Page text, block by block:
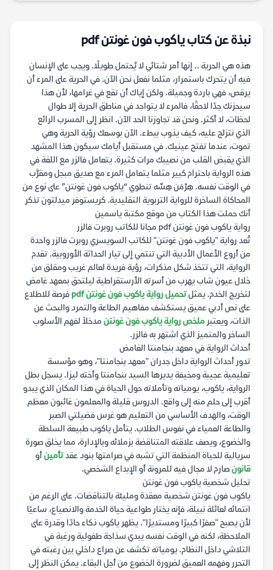
نبذة عن كتاب ياكوب فون غونتن pdf
هذه هي الحرية .. إنها أمر شتائي لا يُحتمل طويلًا. ويجب على الإنسان
فيه أن يتحرك باستمرار، مثلما نفعل نحن الآن. في الحرية على المرء أن
يرقص، فهي باردة وجميلة. ولكن إياك أن تقع في غرامها، لأن هذا
سيحزنك جدًا لاحقًا، فالمرء لا يتواجد في مناطق الحرية إلا طوال
لحظات، لا أكثر. ونحن قد تجاوزنا الحد الآن. انظر إلى المسرب الرائع
الذي نتزلج عليه، كيف يذوب ببطء. الآن بوسعك رؤية الحرية وهي
تموت، عندما تفتح عينيك. في مستقبل أيامك سيكون هذا المشهد
الذي يقبض القلب من نصيبك مرات كثيرة. يتعامل فالزر مع اللغة في
هذه الرواية باحترام كبير مثلما يتعامل المرء مع صديق مبجل ومقرَّب
في الوقت نفسه. هِرْمَن هِسِّه تنطوي “ياكوب فون غونتن” على نوع من
المحاكاة الساخرة للرواية التربوية التقليدية. كريستوفر ميدلتون تذكر
أنك حملت هذا الكتاب من موقع مكتبة ياسمين ‏
رواية ياكوب فون غونتن pdf مجانا للكاتب روبرت فالزر
تُعد رواية "ياكوب فون غونتن" للكاتب السويسري روبرت فالزر واحدة
من أروع الأعمال الأدبية التي تنتمي إلى تيار الحداثة الأوروبية. تقدم
الرواية، التي تتخذ شكل مذكرات، رؤية فريدة لعالم غريب ومقلق من
خلال عيون شاب يهرب من أسرته الأرستقراطية ليلتحق بمعهد غامض
لتخريج الخدم. يمثلتحميل رواية ياكوب فون غونتن pdf
فرصة للاطلاع
على نص أدبي عميق يستكشف مفاهيم الطاعة والتمرد والبحث عن
الذات، ويعتبر ملخص رواية ياكوب فون غونتن مدخلاً لفهم الأسلوب
الساخر والمتميز الذي اشتهر به فالزر.
أحداث الرواية في معهد بنجامنتا الغامض
تدور أحداث الرواية داخل جدران "معهد بنجامنتا"، وهو مؤسسة
تعليمية عجيبة ومخيفة يديرها السيد بنجامنتا وأخته ليزا. يسجل بطل
الرواية، ياكوب، يومياته وتأملاته حول الحياة في هذا المكان الذي يبدو
أقرب إلى حلم منه إلى واقع. الدروس قليلة والمعلمون غائبون معظم
الوقت، والهدف الأساسي من التعليم هو غرس فضيلتي الصبر
والطاعة العمياء في نفوس الطلاب. يتأمل ياكوب طبيعة السلطة
والخضوع، ويصف علاقته المتناقضة بزملائه وبالإدارة، مما يخلق صورة
سريالية للحياة المنظمة التي تشبه في صرامتها بنود عقدتأمينأو
قانونصارم لا مجال فيه للمرونة أو الإبداع الشخصي.
تحليل شخصية ياكوب فون غونتن
ياكوب فون غونتن شخصية معقدة ومليئة بالتناقضات. على الرغم من
انتمائه لعائلة نبيلة، فإنه يختار طواعية حياة الخدمة والانصياع، ساعيًا
لأن يصبح "صفرًا كبيرًا ومستديرًا". يظهر ياكوب ذكاء حادًا وقدرة على
الملاحظة، لكنه في الوقت نفسه يبدي سذاجة طفولية ورغبة في
التلاشي داخل النظام. يومياته تكشف عن صراع داخلي بين رغبته في
التحرر وفهمه العميق لضرورة الخضوع من أجل البقاء. يمكن النظر إلى